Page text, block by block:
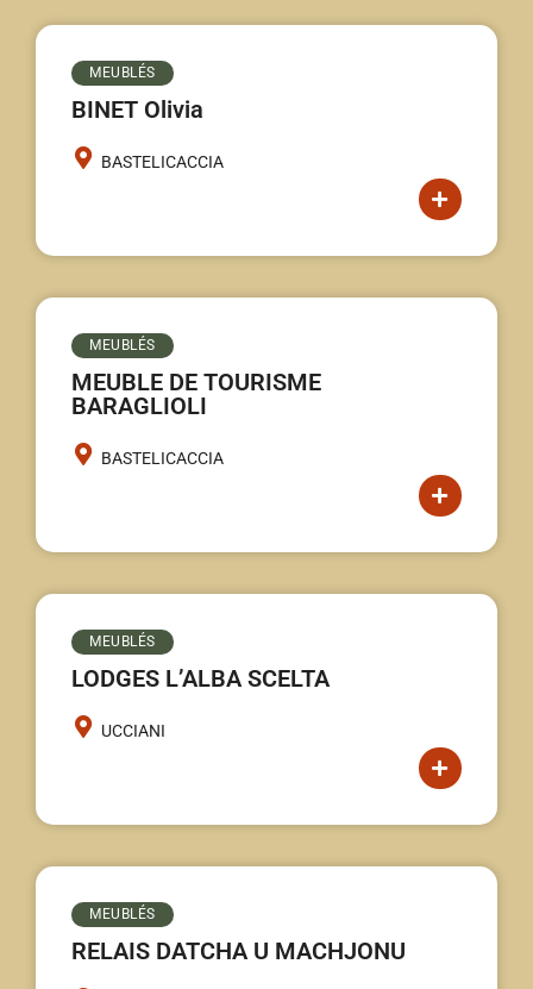
MEUBLÉS
BINET Olivia
BASTELICACCIA
MEUBLÉS
MEUBLE DE TOURISME
BARAGLIOLI
BASTELICACCIA
MEUBLÉS
LODGES L’ALBA SCELTA
UCCIANI
MEUBLÉS
RELAIS DATCHA U MACHJONU